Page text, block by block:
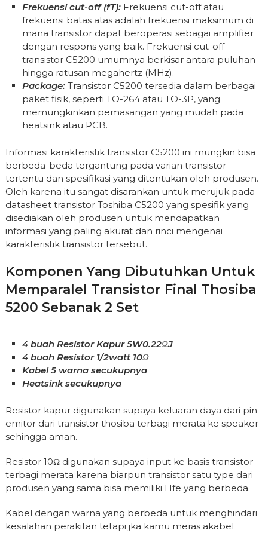
Frekuensi cut-off (fT): Frekuensi cut-off atau
frekuensi batas atas adalah frekuensi maksimum di
mana transistor dapat beroperasi sebagai amplifier
dengan respons yang baik. Frekuensi cut-off
transistor C5200 umumnya berkisar antara puluhan
hingga ratusan megahertz (MHz).
Package: Transistor C5200 tersedia dalam berbagai
paket fisik, seperti TO-264 atau TO-3P, yang
memungkinkan pemasangan yang mudah pada
heatsink atau PCB.
Informasi karakteristik transistor C5200 ini mungkin bisa
berbeda-beda tergantung pada varian transistor
tertentu dan spesifikasi yang ditentukan oleh produsen.
Oleh karena itu sangat disarankan untuk merujuk pada
datasheet transistor Toshiba C5200 yang spesifik yang
disediakan oleh produsen untuk mendapatkan
informasi yang paling akurat dan rinci mengenai
karakteristik transistor tersebut.
Komponen Yang Dibutuhkan Untuk
Memparalel Transistor Final Thosiba
5200 Sebanak 2 Set
4 buah Resistor Kapur 5W0.22ΩJ
4 buah Resistor 1/2watt 10Ω
Kabel 5 warna secukupnya
Heatsink secukupnya
Resistor kapur digunakan supaya keluaran daya dari pin
emitor dari transistor thosiba terbagi merata ke speaker
sehingga aman.
Resistor 10Ω digunakan supaya input ke basis transistor
terbagi merata karena biarpun transistor satu type dari
produsen yang sama bisa memiliki Hfe yang berbeda.
Kabel dengan warna yang berbeda untuk menghindari
kesalahan perakitan tetapi jka kamu meras akabel